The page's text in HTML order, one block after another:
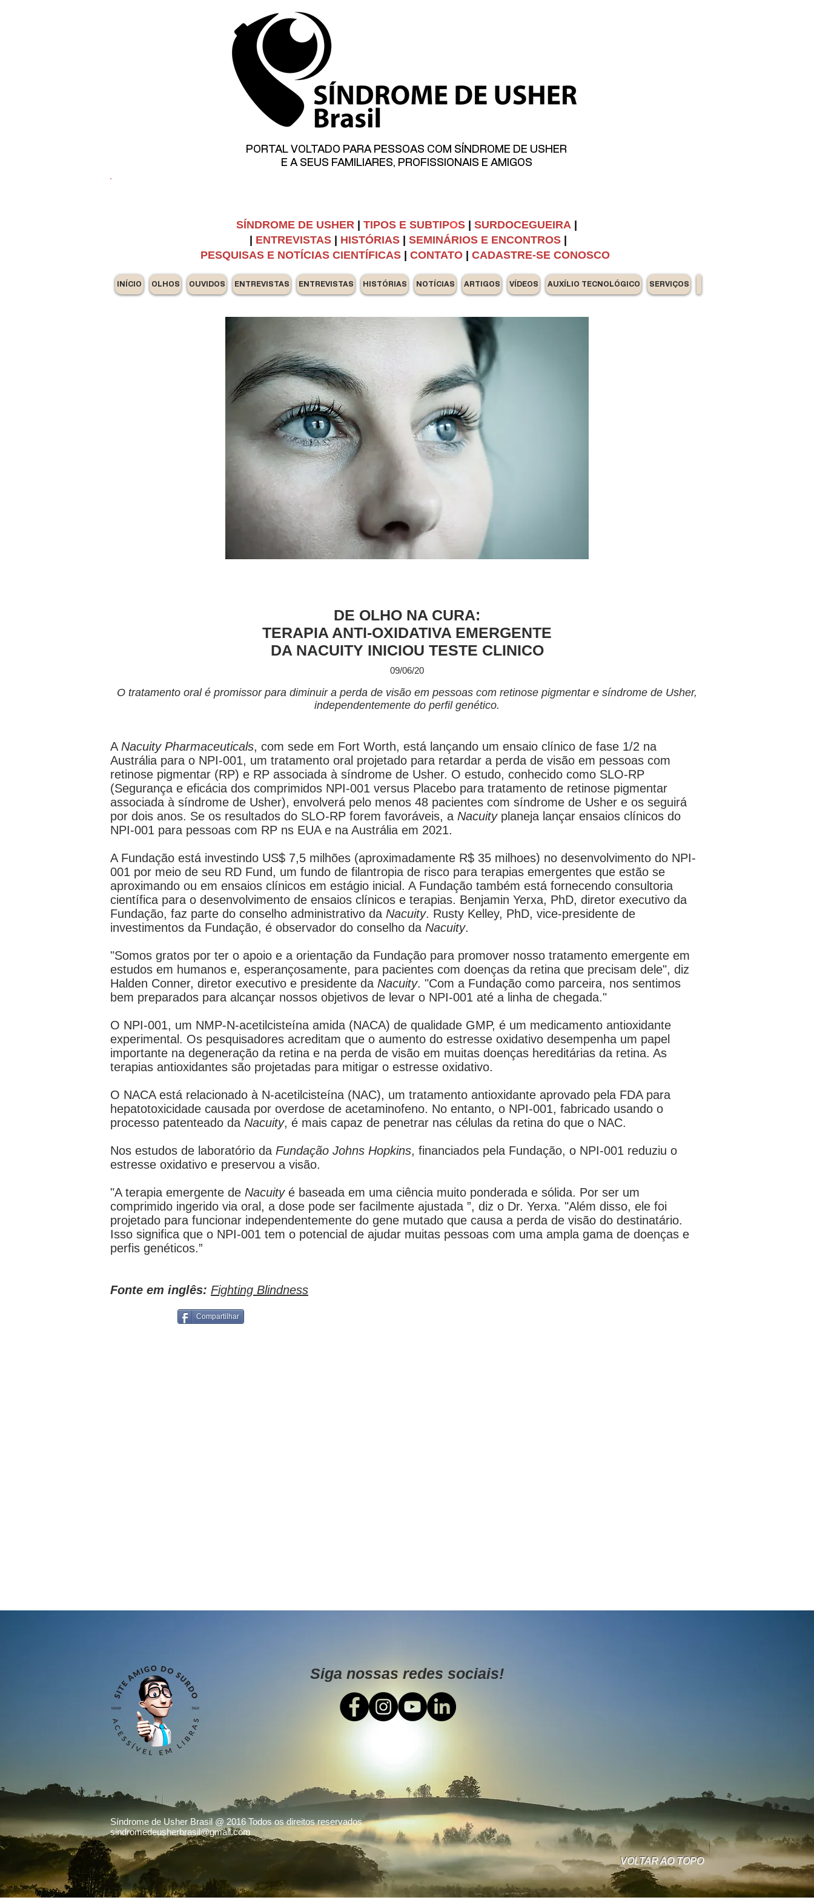
PORTAL VOLTADO PARA PESSOAS COM SÍNDROME DE USHER
E A SEUS FAMILIARES, PROFISSIONAIS E AMIGOS
SÍNDROME DE USHER TIPOS E SUBTIPOS SURDOCEGUEIRA
ENTREVISTAS HISTÓRIAS| SEMINÁRIOS E ENCONTROS
PESQUISAS E NOTÍCIAS CIENTÍFICAS
CONTATO CADASTRE-SE CONOSCO
INÍCIO OLHOS OUVIDOS ENTREVISTAS ENTREVISTAS HISTÓRIAS NOTÍCIAS ARTIGOS VÍDEOS AUXÍLIO TECNOLÓGICO SERVIÇOS
DE OLHO NA CURA:
TERAPIA ANTI-OXIDATIVA EMERGENTE
DA NACUITY INICIOU TESTE CLINICO
09/06/20
O tratamento oral é promissor para diminuir a perda de visão em pessoas com retinose pigmentar e síndrome de Usher,
independentemente do perfil genético.
A Nacuity Pharmaceuticals, com sede em Fort Worth, está lançando um ensaio clínico de fase 1/2 na
Austrália para o NPI-001, um tratamento oral projetado para retardar a perda de visão em pessoas com
retinose pigmentar (RP) e RP associada à síndrome de Usher. O estudo, conhecido como SLO-RP
(Segurança e eficácia dos comprimidos NPI-001 versus Placebo para tratamento de retinose pigmentar
associada à síndrome de Usher), envolverá pelo menos 48 pacientes com síndrome de Usher e os seguirá
por dois anos. Se os resultados do SLO-RP forem favoráveis, a Nacuityplaneja lançar ensaios clínicos do
NPI-001 para pessoas com RP ns EUA e na Austrália em 2021.
A Fundação está investindo US$ 7,5 milhões (aproximadamente R$ 35 milhoes) no desenvolvimento do NPI-
001 por meio de seu RD Fund, um fundo de filantropia de risco para terapias emergentes que estão se
aproximando ou em ensaios clínicos em estágio inicial. A Fundação também está fornecendo consultoria
científica para o desenvolvimento de ensaios clínicos e terapias. Benjamin Yerxa, PhD, diretor executivo da
Fundação, faz parte do conselho administrativo da Nacuity. Rusty Kelley, PhD, vice-presidente de
investimentos da Fundação, é observador do conselho da Nacuity.
"Somos gratos por ter o apoio e a orientação da Fundação para promover nosso tratamento emergente em
estudos em humanos e, esperançosamente, para pacientes com doenças da retina que precisam dele", diz
Halden Conner, diretor executivo e presidente da Nacuity. "Com a Fundação como parceira, nos sentimos
bem preparados para alcançar nossos objetivos de levar o NPI-001 até a linha de chegada."
O NPI-001, um NMP-N-acetilcisteína amida (NACA) de qualidade GMP, é um medicamento antioxidante
experimental. Os pesquisadores acreditam que o aumento do estresse oxidativo desempenha um papel
importante na degeneração da retina e na perda de visão em muitas doenças hereditárias da retina. As
terapias antioxidantes são projetadas para mitigar o estresse oxidativo.
O NACA está relacionado à N-acetilcisteína (NAC), um tratamento antioxidante aprovado pela FDA para
hepatotoxicidade causada por overdose de acetaminofeno. No entanto, o NPI-001, fabricado usando o
processo patenteado da Nacuity, é mais capaz de penetrar nas células da retina do que o NAC.
Nos estudos de laboratório da Fundação Johns Hopkins, financiados pela Fundação, o NPI-001 reduziu o
estresse oxidativo e preservou a visão.
"A terapia emergente de Nacuityé baseada em uma ciência muito ponderada e sólida. Por ser um
comprimido ingerido via oral, a dose pode ser facilmente ajustada ”, diz o Dr. Yerxa. "Além disso, ele foi
projetado para funcionar independentemente do gene mutado que causa a perda de visão do destinatário.
Isso significa que o NPI-001 tem o potencial de ajudar muitas pessoas com uma ampla gama de doenças e
perfis genéticos.”
Fonte em inglês: Fighting Blindness
Compartilhar
Siga nossas redes sociais!
Síndrome de Usher Brasil @ 2016 Todos os direitos reservados
sindromedeusherbrasil@gmail.com
VOLTAR AO TOPO